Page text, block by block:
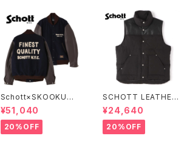
Schott×SKOOKUM
STUDIUM JACKET F
INEST QUALITY
¥51,040
20%OFF
SCHOTT LEATHER
COMBI DOWN VEST
¥24,640
20%OFF